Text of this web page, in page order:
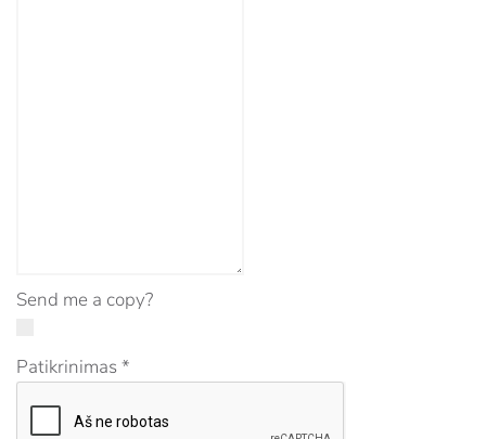
Send me a copy?
Patikrinimas*